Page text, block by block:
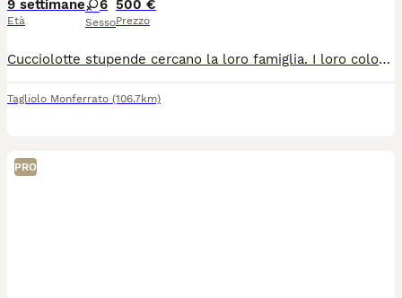
9 settimane
Età
6
Sesso
500 €
Prezzo
Cucciolotte stupende cercano la loro famiglia. I loro colori sono: una White, una Red una Brown Torbie with white e una Brow Torbie with White e Silver. Sono nate l'8 giugno in contesto famigliare No pedegree no obbligo sterilizzazione. Vengono cedute con libretto sanitario, controllo veterinario,vaccino e vaccino Felv, sverminate e trattate con antiparassitari. Possibile vederle senza impegno Per qualunque info foto video loeo e dei genitori scrivetemi su WhatsApp N.3738651858
Tagliolo Monferrato (106.7km)
PRO